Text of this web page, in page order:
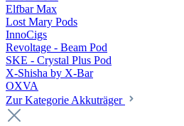
Elfbar Max
Lost Mary Pods
InnoCigs
Revoltage - Beam Pod
SKE - Crystal Plus Pod
X-Shisha by X-Bar
OXVA
Zur Kategorie Akkuträger